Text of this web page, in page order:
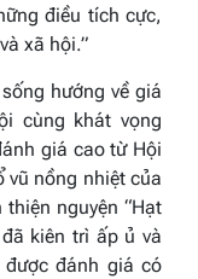
điều tích cực,
xã hội.”
hướng về giá
cùng khát vọng
giá cao từ Hội
vũ nồng nhiệt của
nguyện “Hạt
kiên trì ấp ủ và
đánh giá có